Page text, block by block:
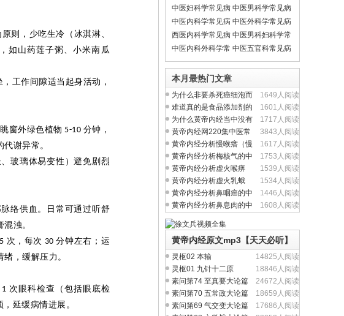
原则，少吃生冷（冰淇淋、
如山药莲子粥、小米南瓜
工作间隙适当起身活动，
窗外绿色植物 5-10 分钟，
谢异常。
玻璃体易变性）避免剧烈
络供血。日常可通过听舒
浊。
次，每次 30分钟左右；运
，缓解压力。
1 次眼科检查（包括眼底检
延缓病情进展。
翻译
中医妇科学常见病 中医男科学常见病
中医内科学常见病 中医外科学常见病
西医内科学常见病 中医男科妇科学常
见疾病
中医内科外科学常
见疾病
中医五官科常见病
本月最热门文章
1649人阅读
为什么非要杀死癌细泡而
不从提升人体正气入
1601人阅读
难道真的是食品添加剂的
问题吗？
1717人阅读
为什么黄帝内经当中没有
完整的方剂学内容？
3843人阅读
黄帝内经网220集中医常
见病视频全集
1617人阅读
黄帝内经分析慢喉瘩（慢
性喉炎）的中医养生
1753人阅读
黄帝内经分析梅核气的中
医养生治疗与食疗
1539人阅读
黄帝内经分析虚火喉痹
（慢性咽炎）中医养生
1534人阅读
黄帝内经分析虚火乳蛾
（慢性扁桃体炎）中医
1446人阅读
黄帝内经分析鼻咽癌的中
医养生治疗与食疗
1608人阅读
黄帝内经分析鼻息肉的中
黄帝内经原文mp3【天天必听】
14825人阅读
灵枢02 本输
18846人阅读
灵枢01 九针十二原
24672人阅读
素问第74 至真要大论篇
18659人阅读
素问第70 五常政大论篇
17686人阅读
素问第69 气交变大论篇